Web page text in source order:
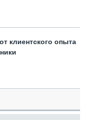
клиентского опыта